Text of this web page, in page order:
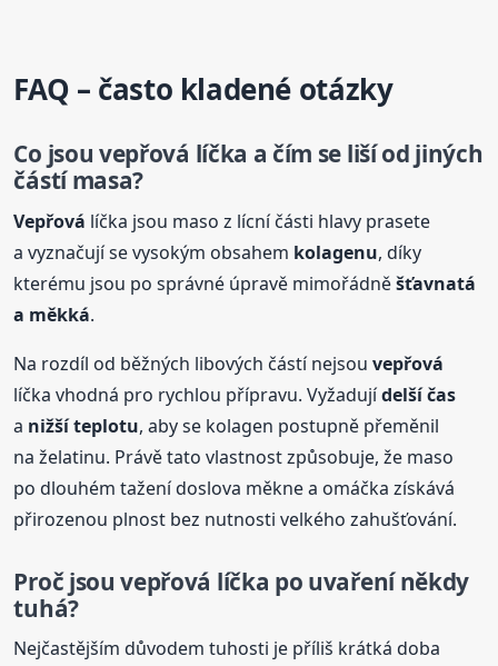
FAQ – často kladené otázky
Co jsou vepřová líčka a čím se liší od jiných
částí masa?
Vepřová líčka jsou maso z lícní části hlavy prasete
a vyznačují se vysokým obsahem kolagenu, díky
kterému jsou po správné úpravě mimořádněšťavnatá
a měkká.
Na rozdíl od běžných libových částí nejsouvepřová
líčka vhodná pro rychlou přípravu. Vyžadujídelší čas
a nižší teplotu, aby se kolagen postupně přeměnil
na želatinu. Právě tato vlastnost způsobuje, že maso
po dlouhém tažení doslova měkne a omáčka získává
přirozenou plnost bez nutnosti velkého zahušťování.
Proč jsouvepřová líčka po uvaření někdy
tuhá?
Nejčastějším důvodem tuhosti je příliš krátká doba